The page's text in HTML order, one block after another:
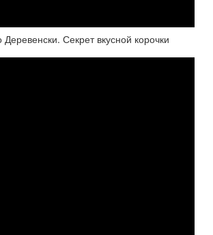
Секрет вкусной корочки